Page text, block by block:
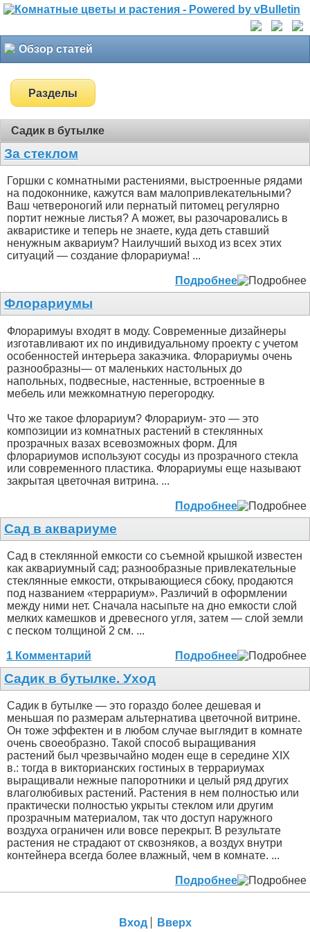
Обзор статей
Разделы
Садик в бутылке
За стеклом
Горшки с комнатными растениями, выстроенные рядами
на подоконнике, кажутся вам малопривлекательными?
Ваш четвероногий или пернатый питомец регулярно
портит нежные листья? А может, вы разочаровались в
акваристике и теперь не знаете, куда деть ставший
ненужным аквариум? Наилучший выход из всех этих
ситуаций — создание флорариума! ...
Подробнее
Флорариумы
Флораримуы входят в моду. Современные дизайнеры
изготавливают их по индивидуальному проекту с учетом
особенностей интерьера заказчика. Флорариумы очень
разнообразны— от маленьких настольных до
напольных, подвесные, настенные, встроенные в
мебель или межкомнатную перегородку.
Что же такое флорариум? Флорариум- это — это
композиции из комнатных растений в стеклянных
прозрачных вазах всевозможных форм. Для
флорариумов используют сосуды из прозрачного стекла
или современного пластика. Флорариумы еще называют
закрытая цветочная витрина. ...
Подробнее
Сад в аквариуме
Сад в стеклянной емкости со съемной крышкой известен
как аквариумный сад; разнообразные привлекательные
стеклянные емкости, открывающиеся сбоку, продаются
под названием «террариум». Различий в оформлении
между ними нет. Сначала насыпьте на дно емкости слой
мелких камешков и древесного угля, затем — слой земли
с песком толщиной 2 см. ...
1 Комментарий Подробнее
Садик в бутылке. Уход
Садик в бутылке — это гораздо более дешевая и
меньшая по размерам альтернатива цветочной витрине.
Он тоже эффектен и в любом случае выглядит в комнате
очень своеобразно. Такой способ выращивания
растений был чрезвычайно моден еще в середине XIX
в.: тогда в викторианских гостиных в террариумах
выращивали нежные папоротники и целый ряд других
влаголюбивых растений. Растения в нем полностью или
практически полностью укрыты стеклом или другим
прозрачным материалом, так что доступ наружного
воздуха ограничен или вовсе перекрыт. В результате
растения не страдают от сквозняков, а воздух внутри
контейнера всегда более влажный, чем в комнате. ...
Подробнее
Вход Вверх